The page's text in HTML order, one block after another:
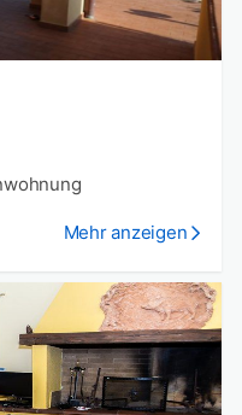
Mehr anzeigen